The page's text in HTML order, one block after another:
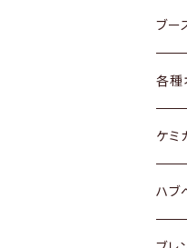
レク
スバ
マツ
三菱
スバ
スバ
ダイ
マツ
ダイ
マツ
スバ
トヨ
ホン
スズ
日産
ブー
各種
ディ
ケミ
ハブ